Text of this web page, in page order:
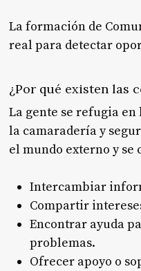
La formación de
real para detectar
¿Por qué existen las
La gente se refugia en
la camaradería y
el mundo externo y se
Intercambiar
Compartir
Encontrar ayuda
problemas.
Ofrecer apoyo o